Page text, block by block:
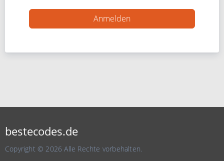
bestecodes.de
Copyright © 2026 Alle Rechte vorbehalten.